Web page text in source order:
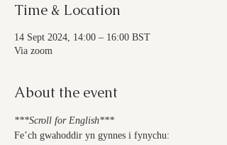
Time & Location
14 Sept 2024, 14:00 – 16:00 BST
Via zoom
About the event
***Scroll for English***
Fe’ch gwahoddir yn gynnes i fynychu: